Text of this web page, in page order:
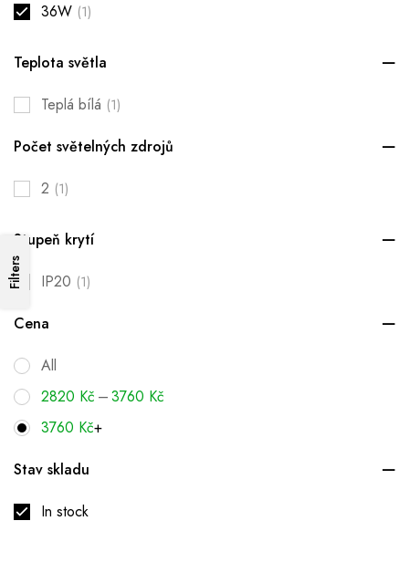
36W (1)
Teplota světla
Teplá bílá (1)
Počet světelných zdrojů
2 (1)
Stupeň krytí
IP20 (1)
Cena
All
2820 Kč –3760 Kč
3760 Kč+
Stav skladu
In stock
Filters